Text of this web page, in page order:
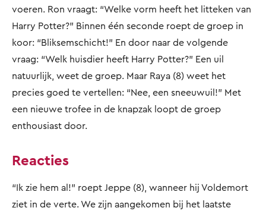
voeren. Ron vraagt: “Welke vorm heeft het litteken van
Harry Potter?” Binnen één seconde roept de groep in
koor: “Bliksemschicht!” En door naar de volgende
vraag: “Welk huisdier heeft Harry Potter?” Een uil
natuurlijk, weet de groep. Maar Raya (8) weet het
precies goed te vertellen: “Nee, een sneeuwuil!” Met
een nieuwe trofee in de knapzak loopt de groep
enthousiast door.
Reacties
“Ik zie hem al!” roept Jeppe (8), wanneer hij Voldemort
ziet in de verte. We zijn aangekomen bij het laatste